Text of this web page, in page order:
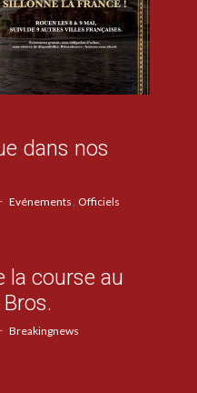
dans nos
Evénements Officiels
la course au
Breakingnews